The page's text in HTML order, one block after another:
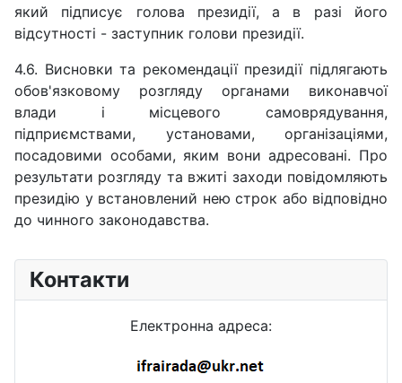
який підписує голова президії, а в разі його
відсутності - заступник голови президії.
4.6. Висновки та рекомендації президії підлягають
обов'язковому розгляду органами виконавчої
влади і місцевого самоврядування,
підприємствами, установами, організаціями,
посадовими особами, яким вони адресовані. Про
результати розгляду та вжиті заходи повідомляють
президію у встановлений нею строк або відповідно
до чинного законодавства.
Контакти
Електронна адреса: